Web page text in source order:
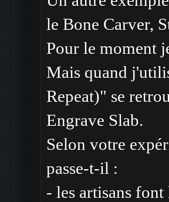
le Bone Carver,
Pour le moment
Mais quand
Repeat)" se
Engrave Slab.
Selon votre
passe-t-il :
- les artisans